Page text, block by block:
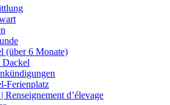
(über 6 Monate)
Dackel
Ferienplatz
Renseignement d’élevage